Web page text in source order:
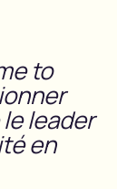
to
leader
en